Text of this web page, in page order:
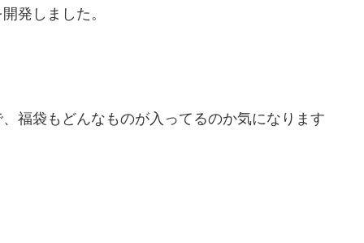
発しました。
福袋もどんなものが入ってるのか気になります